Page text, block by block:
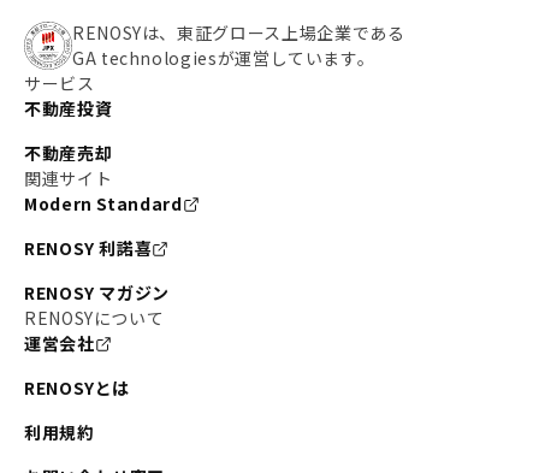
RENOSYは、東証グロース上場企業である
GA technologiesが運営しています。
サービス
不動産投資
不動産売却
関連サイト
Modern Standard
RENOSY 利諾喜
RENOSY マガジン
RENOSYについて
運営会社
RENOSYとは
利用規約